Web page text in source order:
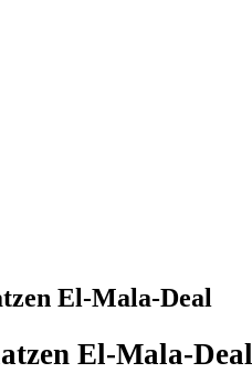
El-Mala-Deal
El-Mala-Deal